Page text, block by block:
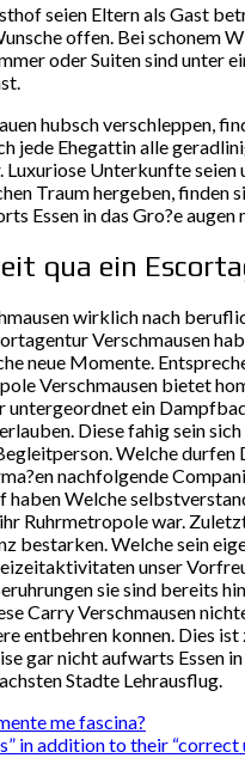
seien Eltern als Gast
offen. Bei schonem
oder Suiten sind
hubsch verschleppen,
Ehegattin alle
Unterkunfte
Traum hergeben, finden
Essen in das Gro?e augen
qua ein
wirklich nach
Verschmausen
neue Momente.
Verschmausen bietet
ein
Diese fahig sein
Welche
nachfolgende
Welche
Ruhrmetropole war.
bestarken. Welche sein
unser
sie sind bereits
Carry Verschmausen
entbehren konnen. Dies
gar nicht aufwarts Essen
Stadte Lehrausflug.
me fascina?
in addition to their